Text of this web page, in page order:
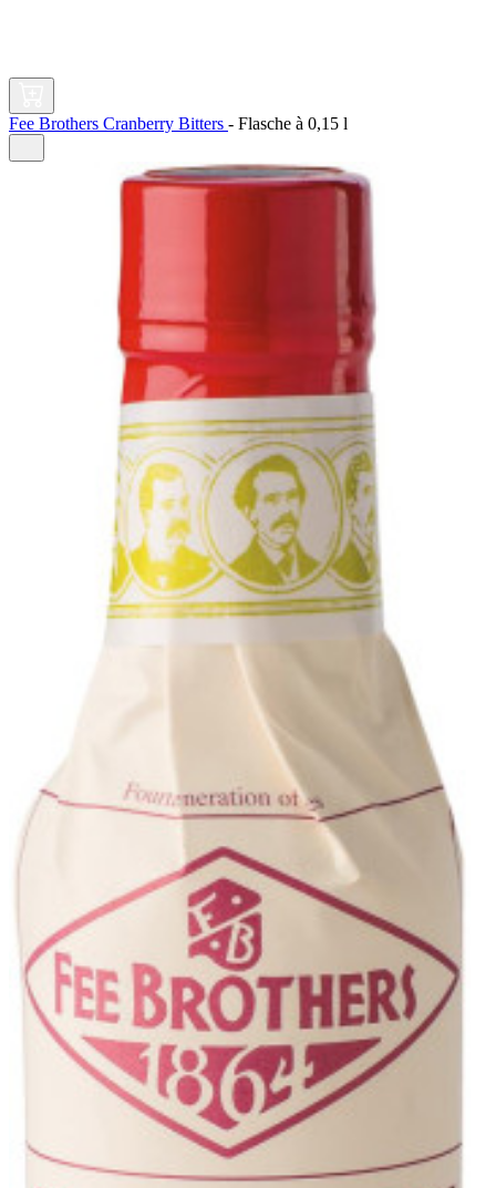
Fee Brothers Cranberry Bitters - Flasche à 0,15 l